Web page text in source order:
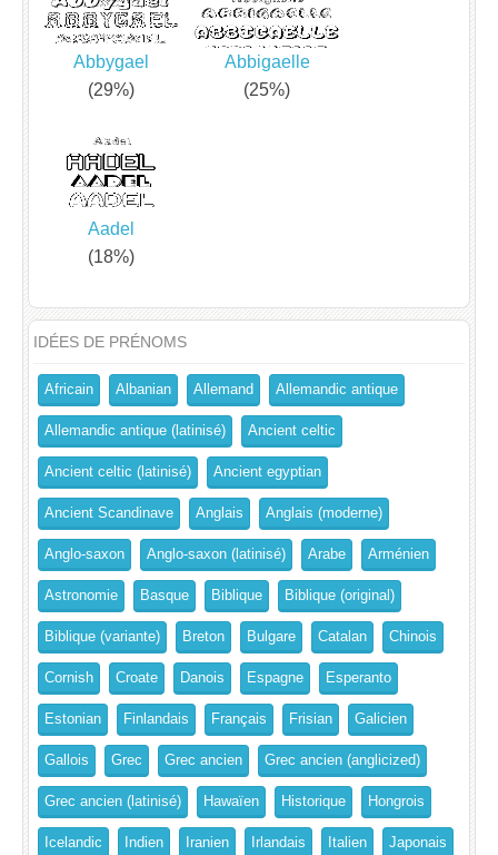
Abbygael
(29%)
Abbigaelle
(25%)
Aadel
(18%)
IDÉES DE PRÉNOMS
Africain Albanian Allemand Allemandic antique
Allemandic antique (latinisé) Ancient celtic
Ancient celtic (latinisé) Ancient egyptian
Ancient Scandinave Anglais Anglais (moderne)
Anglo-saxon Anglo-saxon (latinisé) Arabe Arménien
Astronomie Basque Biblique Biblique (original)
Biblique (variante) Breton Bulgare Catalan Chinois
Cornish Croate Danois Espagne Esperanto
Estonian Finlandais Français Frisian Galicien
Gallois Grec Grec ancien Grec ancien (anglicized)
Grec ancien (latinisé) Hawaïen Historique Hongrois
Icelandic Indien Iranien Irlandais Italien Japonais